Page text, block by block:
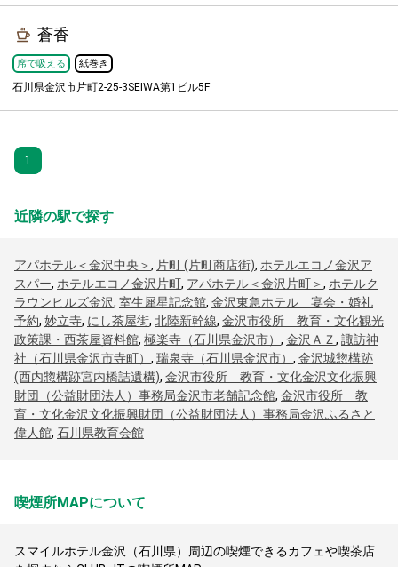
蒼香
席で吸える 紙巻き
石川県金沢市片町2-25-3SEIWA第1ビル5F
1
近隣の駅で探す
アパホテル＜金沢中央＞, 片町 (片町商店街), ホテルエコノ金沢ア
スパー, ホテルエコノ金沢片町, アパホテル＜金沢片町＞, ホテルク
ラウンヒルズ金沢, 室生犀星記念館, 金沢東急ホテル 宴会・婚礼
予約, 妙立寺, にし茶屋街, 北陸新幹線, 金沢市役所 教育・文化観光
政策課・西茶屋資料館, 極楽寺（石川県金沢市） , 金沢ＡＺ, 諏訪神
社（石川県金沢市寺町） , 瑞泉寺（石川県金沢市） , 金沢城惣構跡
(西内惣構跡宮内橋詰遺構), 金沢市役所 教育・文化金沢文化振興
財団（公益財団法人）事務局金沢市老舗記念館, 金沢市役所 教
育・文化金沢文化振興財団（公益財団法人）事務局金沢ふるさと
偉人館, 石川県教育会館
喫煙所MAPについて
スマイルホテル金沢（石川県）周辺の喫煙できるカフェや喫茶店